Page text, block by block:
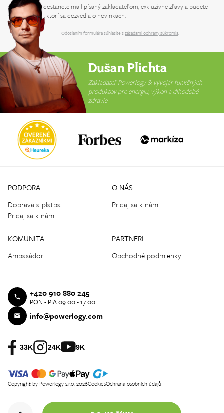
Každý týždeň dostanete mail písaný zakladateľom, exkluzívne zľavy a budete
medzi prvými, ktorí sa dozvedia o novinkách.
Odoslaním formulára súhlasíte szásadami ochrany súkromia.
Dušan Plichta
Zakladateľ Powerlogy & vývojár funkčných
produktov pre energiu, výkon a dlhodobé
zdravie
PODPORA
Doprava a platba
Pridaj sa k nám
O NÁS
Pridaj sa k nám
KOMUNITA
Ambasádori
PARTNERI
Obchodné podmienky
+420 910 880 245
PON - PIA 09:00 - 17:00
info@powerlogy.com
33K 24K 9K
Copyright by Powerlogy s.r.o. 2026CookiesOchrana osobních údajů